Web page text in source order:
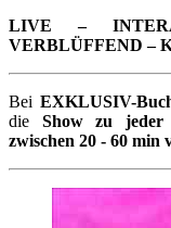
LIVE –
VERBLÜFFEND –
Bei EXKLUSIV-
die Show zu jeder
zwischen 20 - 60 min